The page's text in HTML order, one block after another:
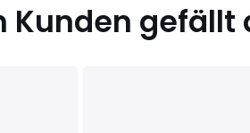
Kunden gefällt